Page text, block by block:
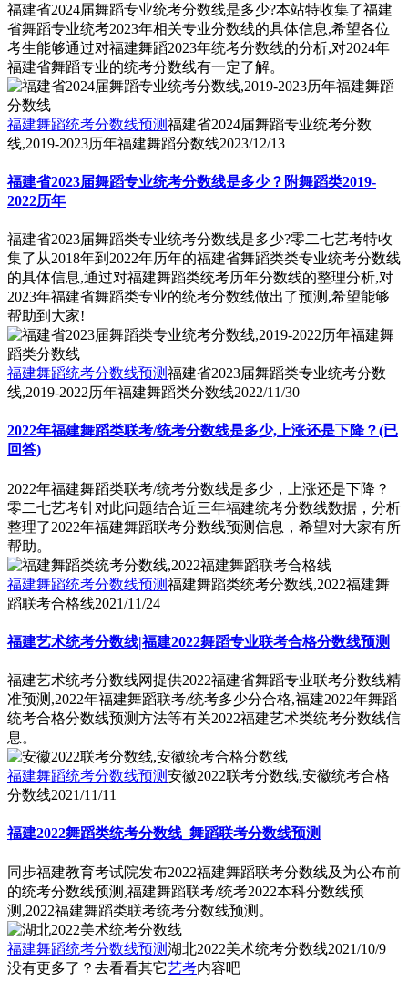
福建省2024届舞蹈专业统考分数线是多少?本站特收集了福建
省舞蹈专业统考2023年相关专业分数线的具体信息,希望各位
考生能够通过对福建舞蹈2023年统考分数线的分析,对2024年
福建省舞蹈专业的统考分数线有一定了解。
福建舞蹈统考分数线预测福建省2024届舞蹈专业统考分数
线,2019-2023历年福建舞蹈分数线2023/12/13
福建省2023届舞蹈专业统考分数线是多少？附舞蹈类2019-
2022历年
福建省2023届舞蹈类专业统考分数线是多少?零二七艺考特收
集了从2018年到2022年历年的福建省舞蹈类类专业统考分数线
的具体信息,通过对福建舞蹈类统考历年分数线的整理分析,对
2023年福建省舞蹈类专业的统考分数线做出了预测,希望能够
帮助到大家!
福建舞蹈统考分数线预测福建省2023届舞蹈类专业统考分数
线,2019-2022历年福建舞蹈类分数线2022/11/30
2022年福建舞蹈类联考/统考分数线是多少,上涨还是下降？(已
回答)
2022年福建舞蹈类联考/统考分数线是多少，上涨还是下降？
零二七艺考针对此问题结合近三年福建统考分数线数据，分析
整理了2022年福建舞蹈联考分数线预测信息，希望对大家有所
帮助。
福建舞蹈统考分数线预测福建舞蹈类统考分数线,2022福建舞
蹈联考合格线2021/11/24
福建艺术统考分数线|福建2022舞蹈专业联考合格分数线预测
福建艺术统考分数线网提供2022福建省舞蹈专业联考分数线精
准预测,2022年福建舞蹈联考/统考多少分合格,福建2022年舞蹈
统考合格分数线预测方法等有关2022福建艺术类统考分数线信
息。
福建舞蹈统考分数线预测安徽2022联考分数线,安徽统考合格
分数线2021/11/11
福建2022舞蹈类统考分数线_舞蹈联考分数线预测
同步福建教育考试院发布2022福建舞蹈联考分数线及为公布前
的统考分数线预测,福建舞蹈联考/统考2022本科分数线预
测,2022福建舞蹈类联考统考分数线预测。
福建舞蹈统考分数线预测湖北2022美术统考分数线2021/10/9
没有更多了？去看看其它艺考内容吧